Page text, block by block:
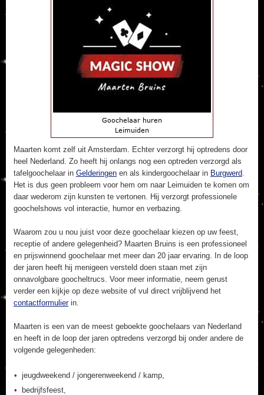
Maarten komt zelf uit Amsterdam. Echter verzorgt hij optredens door
heel Nederland. Zo heeft hij onlangs nog een optreden verzorgd als
tafelgoochelaar in Gelderingen en als kindergoochelaar in Burgwerd.
Het is dus geen probleem voor hem om naar Leimuiden te komen om
daar wederom zijn kunsten te vertonen. Hij verzorgt professionele
goochelshows vol interactie, humor en verbazing.
Waarom zou u nou juist voor deze goochelaar kiezen op uw feest,
receptie of andere gelegenheid? Maarten Bruins is een professioneel
en prijswinnend goochelaar met meer dan 20 jaar ervaring. In de loop
der jaren heeft hij menigeen versteld doen staan met zijn
onnavolgbare goocheltrucs. Voor meer informatie, neem gerust
verder een kijkje op deze website of vul direct vrijblijvend het
contactformulierin.
Maarten is een van de meest geboekte goochelaars van Nederland
en heeft in de loop der jaren optredens verzorgd bij onder andere de
volgende gelegenheden:
jeugdweekend / jongerenweekend / kamp,
bedrijfsfeest,